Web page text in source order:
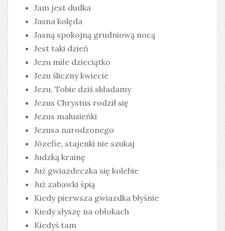
Jam jest dudka
Jasna kolęda
Jasną spokojną grudniową nocą
Jest taki dzień
Jezu miłe dzieciątko
Jezu śliczny kwiecie
Jezu, Tobie dziś składamy
Jezus Chrystus rodził się
Jezus malusieńki
Jezusa narodzonego
Józefie, stajenki nie szukaj
Judzką krainę
Już gwiazdeczka się kolebie
Już zabawki śpią
Kiedy pierwsza gwiazdka błyśnie
Kiedy słyszę na obłokach
Kiedyś tam